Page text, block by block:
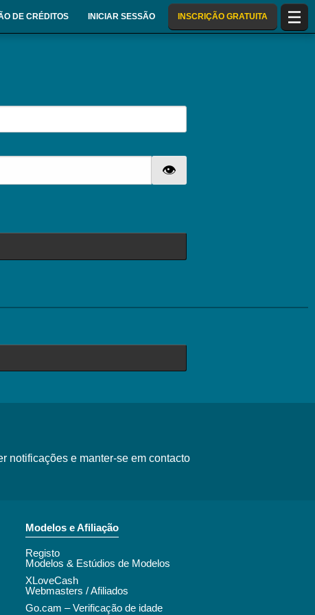
DE CRÉDITOS INICIAR SESSÃO INSCRIÇÃO GRATUITA
notificações e manter-se em contacto
Modelos e Afiliação
Registo
Modelos & Estúdios de Modelos
XLoveCash
Webmasters / Afiliados
Go.cam – Verificação de idade